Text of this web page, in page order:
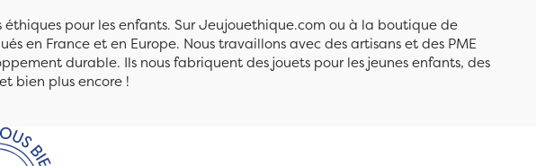
pour les enfants. Sur Jeujouethique.com ou à la boutique de
en France et en Europe. Nous travaillons avec des artisans et des PME
durable. Ils nous fabriquent des jouets pour les jeunes enfants, des
bien plus encore !